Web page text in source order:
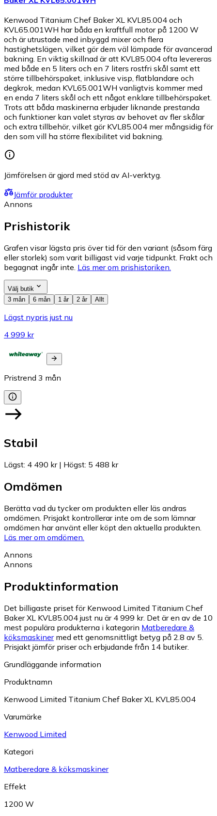
Kenwood Titanium Chef Baker XL KVL85.004 och
KVL65.001WH har båda en kraftfull motor på 1200 W
och är utrustade med inbyggd mixer och flera
hastighetslägen, vilket gör dem väl lämpade för avancerad
bakning. En viktig skillnad är att KVL85.004 ofta levereras
med både en 5 liters och en 7 liters rostfri skål samt ett
större tillbehörspaket, inklusive visp, flatblandare och
degkrok, medan KVL65.001WH vanligtvis kommer med
en enda 7 liters skål och ett något enklare tillbehörspaket.
Trots att båda maskinerna erbjuder liknande prestanda
och funktioner kan valet styras av behovet av fler skålar
och extra tillbehör, vilket gör KVL85.004 mer mångsidig för
den som vill ha större flexibilitet vid bakning.
Jämförelsen är gjord med stöd av AI-verktyg.
Jämför produkter
Annons
Prishistorik
Grafen visar lägsta pris över tid för den variant (såsom färg
eller storlek) som varit billigast vid varje tidpunkt. Frakt och
begagnat ingår inte. Läs mer om prishistoriken.
Välj butik
3 mån
6 mån 1 år 2 år Allt
Lägst nypris just nu
4 999 kr
Pristrend 3 mån
Stabil
Lägst: 4 490 kr| Högst: 5 488 kr
Omdömen
Berätta vad du tycker om produkten eller läs andras
omdömen. Prisjakt kontrollerar inte om de som lämnar
omdömen har använt eller köpt den aktuella produkten.
Läs mer om omdömen.
Annons
Annons
Produktinformation
Det billigaste priset för Kenwood Limited Titanium Chef
Baker XL KVL85.004 just nu är 4 999 kr. Det är en av de 10
mest populära produkterna i kategorin Matberedare &
köksmaskinermed ett genomsnittligt betyg på 2.8 av 5.
Prisjakt jämför priser och erbjudande från 14 butiker.
Grundläggande information
Produktnamn
Kenwood Limited Titanium Chef Baker XL KVL85.004
Varumärke
Kenwood Limited
Kategori
Matberedare & köksmaskiner
Effekt
1200 W